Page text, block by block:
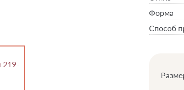
Форма
Способ